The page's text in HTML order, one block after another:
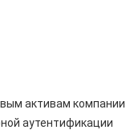
активам компании
аутентификации